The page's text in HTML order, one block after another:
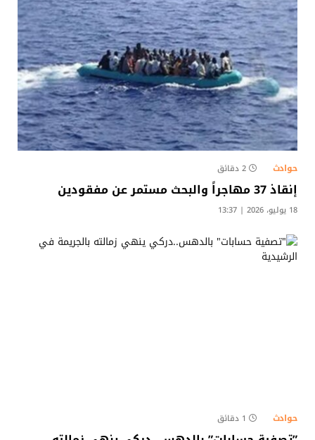
حوادث 2 دقائق
إنقاذ 37 مهاجراً والبحث مستمر عن مفقودين
18 يوليو، 2026 | 13:37
حوادث 1 دقائق